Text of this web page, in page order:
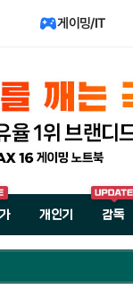
게이밍/IT
개인기 감독